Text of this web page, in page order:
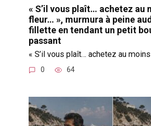
« S’il vous plaît… achetez au
fleur… », murmura à peine
fillette en tendant un petit
passant
« S’il vous plaît… achetez au
0 64